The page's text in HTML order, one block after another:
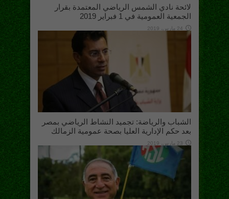
لائحة نادي الشمس الرياضي المعتمدة بقرار
الجمعية العمومية في 1 فبراير 2019
24 مارس، 2019
الشباب والرياضة: تجميد النشاط الرياضي بمصر
بعد حكم الإدارية العليا بصحة عمومية الزمالك
23 مارس، 2019